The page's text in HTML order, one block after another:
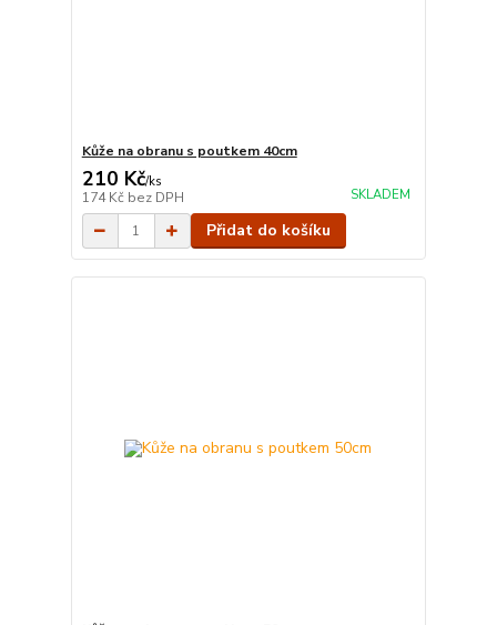
Kůže na obranu s poutkem 40cm
210 Kč/ks
174 Kč bez DPH SKLADEM
Přidat do košíku